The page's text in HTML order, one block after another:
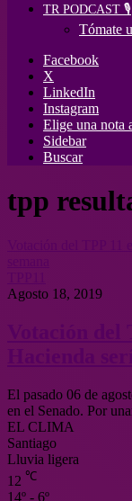
TR PODCAST 🎙️
Tómate
Facebook
X
LinkedIn
Instagram
Elige una nota
Sidebar
Buscar
tpp
Agosto 18, 2019
El pasado 06 de
en el Senado. Por
EL CLIMA
Santiago
Lluvia ligera
12 ℃
14º - 6º